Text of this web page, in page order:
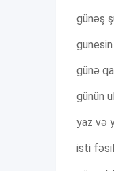
günəş
günə
günün
yaz və
isti